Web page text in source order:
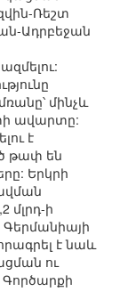
Ռեշտ
Ադրբեջան
մինչև
ավարտը:
է
թափ են
Երկրի
ի
է նաև
ու